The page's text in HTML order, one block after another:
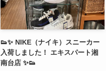
👟✨ NIKE（ナイキ）スニーカー
入荷しました！ エキスパート湘
南台店 ✨👟